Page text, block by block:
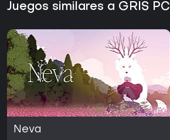
Juegos similares a GRIS PC
Neva